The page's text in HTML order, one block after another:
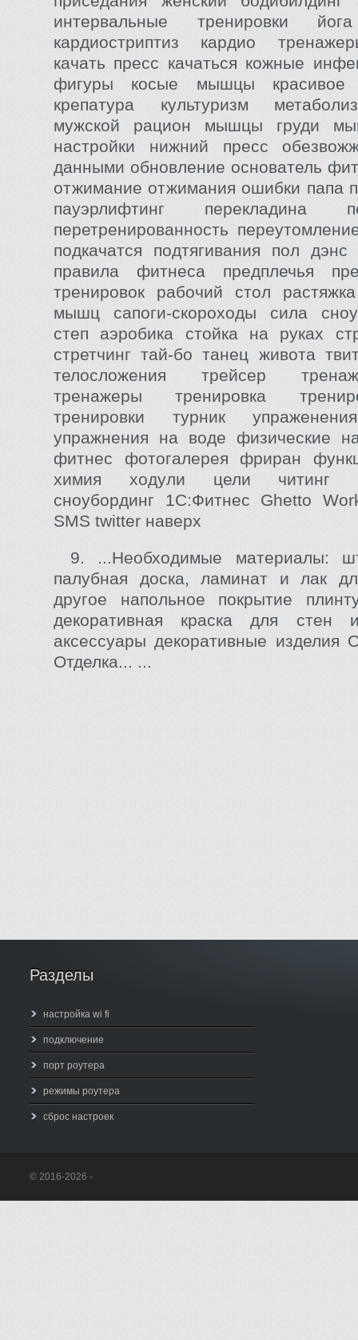
интервальные тренировки
кардиостриптиз кардио
качать пресс качаться кожные
фигуры косые мышцы красивое
крепатура культуризм
мужской рацион мышцы груди
настройки нижний пресс
данными обновление основатель
отжимание отжимания ошибки папа
пауэрлифтинг перекладина
перетренированность
подкачатся подтягивания пол
правила фитнеса предплечья
тренировок рабочий стол
мышц сапоги-скороходы сила
степ аэробика стойка на руках
стретчинг тай-бо танец живота
телосложения трейсер
тренажеры тренировка
тренировки турник
упражнения на воде физические
фитнес фотогалерея фриран
химия ходули цели читинг
сноубординг 1С:Фитнес Ghetto
SMS twitter наверх
9. ...Необходимые материалы:
палубная доска, ламинат и лак
другое напольное покрытие
декоративная краска для стен
аксессуары декоративные изделия
Отделка... ...
Разделы
настройка wi fi
подключение
порт роутера
режимы роутера
сброс настроек
© 2016-2026 -